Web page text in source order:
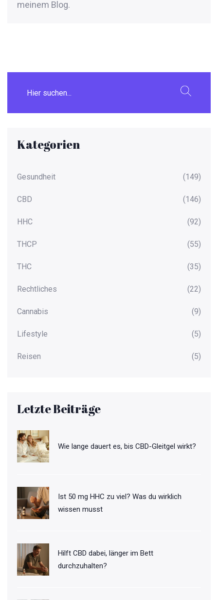
meinem Blog.
Kategorien
Gesundheit (149)
CBD (146)
HHC (92)
THCP (55)
THC (35)
Rechtliches (22)
Cannabis (9)
Lifestyle (5)
Reisen (5)
Letzte Beiträge
Wie lange dauert es, bis CBD-Gleitgel wirkt?
Ist 50 mg HHC zu viel? Was du wirklich
wissen musst
Hilft CBD dabei, länger im Bett
durchzuhalten?